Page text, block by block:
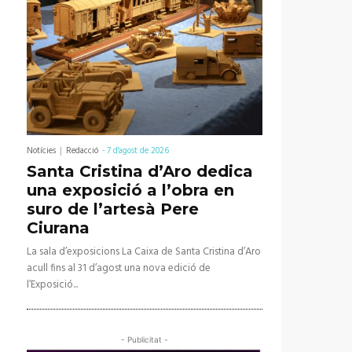
Notícies Redacció -7 d'agost de 2026
Santa Cristina d’Aro dedica
una exposició a l’obra en
suro de l’artesà Pere
Ciurana
La sala d’exposicions La Caixa de Santa Cristina d’Aro
acull fins al 31 d’agost una nova edició de
l’Exposició...
- Publicitat -